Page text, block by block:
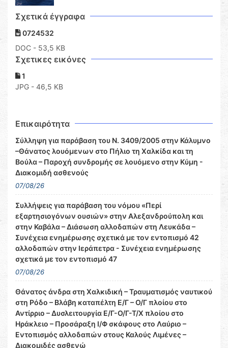
Σχετικά έγγραφα
0724532
DOC - 53,5 KB
Σχετικες εικόνες
1
JPG - 46,5 KB
Επικαιρότητα
Σύλληψη για παράβαση του Ν. 3409/2005 στην Κάλυμνο
–Θάνατος λουόμενων στο Πήλιο τη Χαλκίδα και τη
Βούλα – Παροχή συνδρομής σε λουόμενο στην Κύμη -
Διακομιδή ασθενούς
07/08/26
Συλλήψεις για παράβαση του νόμου «Περί
εξαρτησιογόνων ουσιών» στην Αλεξανδρούπολη και
στην Καβάλα – Διάσωση αλλοδαπών στη Λευκάδα –
Συνέχεια ενημέρωσης σχετικά με τον εντοπισμό 42
αλλοδαπών στην Ιεράπετρα - Συνέχεια ενημέρωσης
σχετικά με τον εντοπισμό 47
07/08/26
Θάνατος άνδρα στη Χαλκιδική – Τραυματισμός ναυτικού
στη Ρόδο – Βλάβη καταπέλτη Ε/Γ – Ο/Γ πλοίου στο
Αντίρριο – Δυσλειτουργία Ε/Γ-Ο/Γ-Τ/Χ πλοίου στο
Ηράκλειο – Προσάραξη Ι/Φ σκάφους στο Λαύριο –
Εντοπισμός αλλοδαπών στους Καλούς Λιμένες –
Διακομιδές ασθενώ